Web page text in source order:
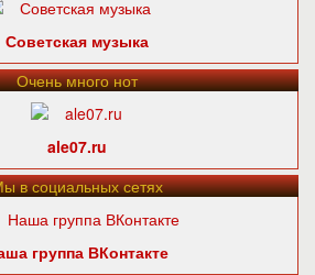
Советская музыка
Очень много нот
ale07.ru
в социальных сетях
группа ВКонтакте